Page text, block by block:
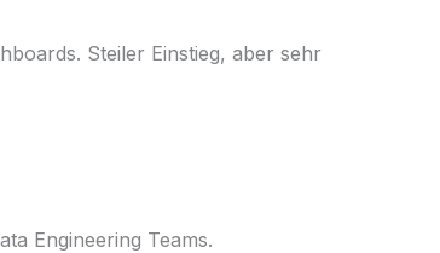
Steiler Einstieg, aber sehr
Engineering Teams.